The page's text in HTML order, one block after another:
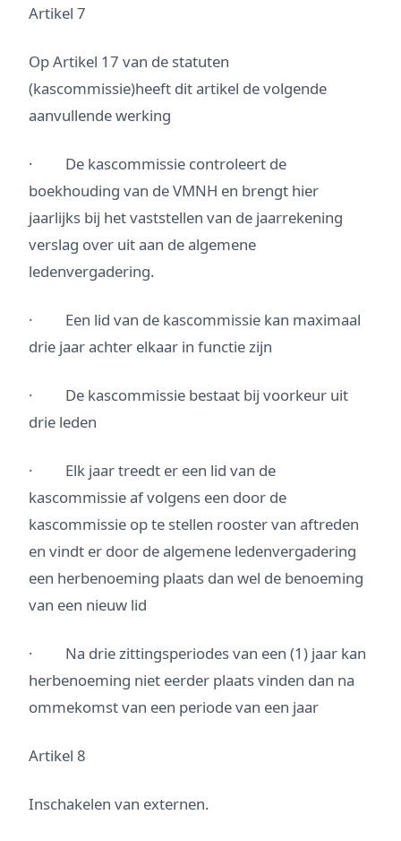
Artikel 7
Op Artikel 17 van de statuten
(kascommissie)heeft dit artikel de volgende
aanvullende werking
· De kascommissie controleert de
boekhouding van de VMNH en brengt hier
jaarlijks bij het vaststellen van de jaarrekening
verslag over uit aan de algemene
ledenvergadering.
· Een lid van de kascommissie kan maximaal
drie jaar achter elkaar in functie zijn
· De kascommissie bestaat bij voorkeur uit
drie leden
· Elk jaar treedt er een lid van de
kascommissie af volgens een door de
kascommissie op te stellen rooster van aftreden
en vindt er door de algemene ledenvergadering
een herbenoeming plaats dan wel de benoeming
van een nieuw lid
· Na drie zittingsperiodes van een (1) jaar kan
herbenoeming niet eerder plaats vinden dan na
ommekomst van een periode van een jaar
Artikel 8
Inschakelen van externen.